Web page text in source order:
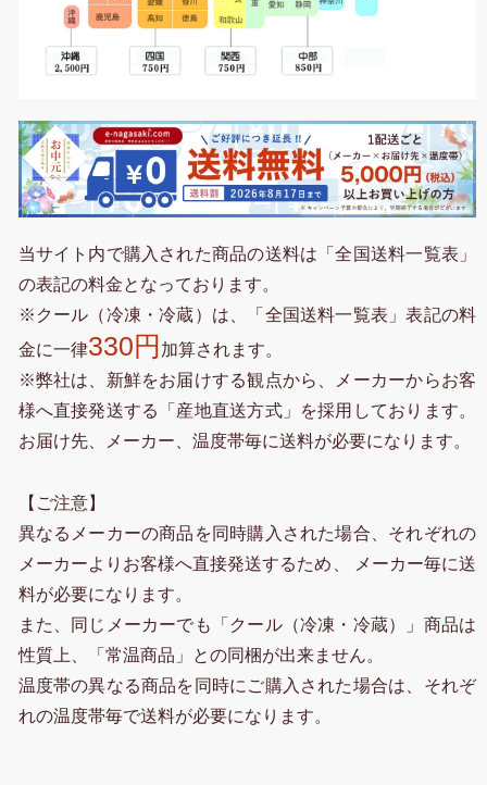
当サイト内で購入された商品の送料は「全国送料一覧表」
の表記の料金となっております。
※クール（冷凍・冷蔵）は、「全国送料一覧表」表記の料
金に一律330円 加算されます。
※弊社は、新鮮をお届けする観点から、メーカーからお客
様へ直接発送する「産地直送方式」を採用しております。
お届け先、メーカー、温度帯毎に送料が必要になります。
【ご注意】
異なるメーカーの商品を同時購入された場合、それぞれの
メーカーよりお客様へ直接発送するため、 メーカー毎に送
料が必要になります。
また、同じメーカーでも「クール（冷凍・冷蔵）」商品は
性質上、「常温商品」との同梱が出来ません。
温度帯の異なる商品を同時にご購入された場合は、それぞ
れの温度帯毎で送料が必要になります。